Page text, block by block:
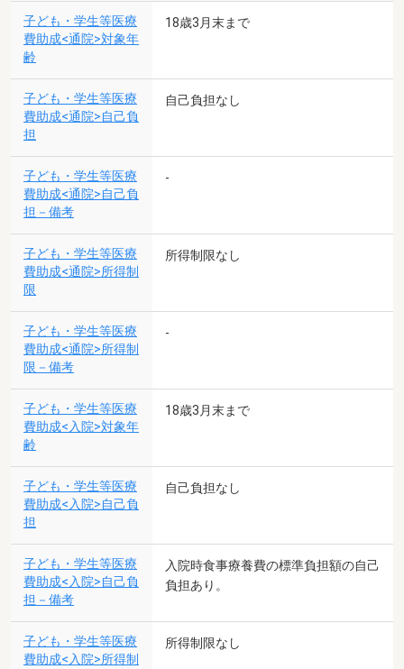
子ども・学生等医療
費助成<通院>対象年
齢
18歳3月末まで
子ども・学生等医療
費助成<通院>自己負
担
自己負担なし
子ども・学生等医療
費助成<通院>自己負
担－備考
-
子ども・学生等医療
費助成<通院>所得制
限
所得制限なし
子ども・学生等医療
費助成<通院>所得制
限－備考
-
子ども・学生等医療
費助成<入院>対象年
齢
18歳3月末まで
子ども・学生等医療
費助成<入院>自己負
担
自己負担なし
子ども・学生等医療
費助成<入院>自己負
担－備考
入院時食事療養費の標準負担額の自己
負担あり。
子ども・学生等医療
費助成<入院>所得制
所得制限なし